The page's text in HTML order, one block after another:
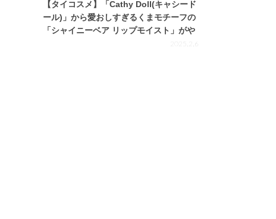
【タイコスメ】「Cathy Doll(キャシード
ール)」から愛おしすぎるくまモチーフの
「シャイニーベア リップモイスト」がや
2025.2.6